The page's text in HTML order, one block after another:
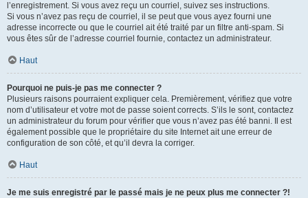
l’enregistrement. Si vous avez reçu un courriel, suivez ses instructions.
Si vous n’avez pas reçu de courriel, il se peut que vous ayez fourni une
adresse incorrecte ou que le courriel ait été traité par un filtre anti-spam. Si
vous êtes sûr de l’adresse courriel fournie, contactez un administrateur.
Haut
Pourquoi ne puis-je pas me connecter ?
Plusieurs raisons pourraient expliquer cela. Premièrement, vérifiez que votre
nom d’utilisateur et votre mot de passe soient corrects. S’ils le sont, contactez
un administrateur du forum pour vérifier que vous n’avez pas été banni. Il est
également possible que le propriétaire du site Internet ait une erreur de
configuration de son côté, et qu’il devra la corriger.
Haut
Je me suis enregistré par le passé mais je ne peux plus me connecter ?!